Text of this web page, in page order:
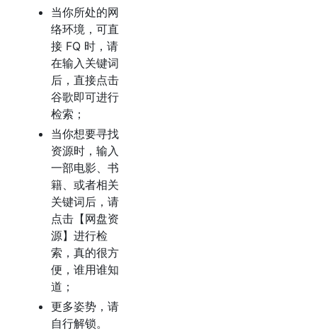
当你所处的网
络环境，可直
接 FQ 时，请
在输入关键词
后，直接点击
谷歌即可进行
检索；
当你想要寻找
资源时，输入
一部电影、书
籍、或者相关
关键词后，请
点击【网盘资
源】进行检
索，真的很方
便，谁用谁知
道；
更多姿势，请
自行解锁。